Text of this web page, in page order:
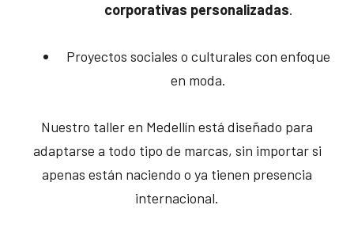
corporativas personalizadas.
Proyectos sociales o culturales con enfoque
en moda.
Nuestro taller en Medellín está diseñado para
adaptarse a todo tipo de marcas, sin importar si
apenas están naciendo o ya tienen presencia
internacional.